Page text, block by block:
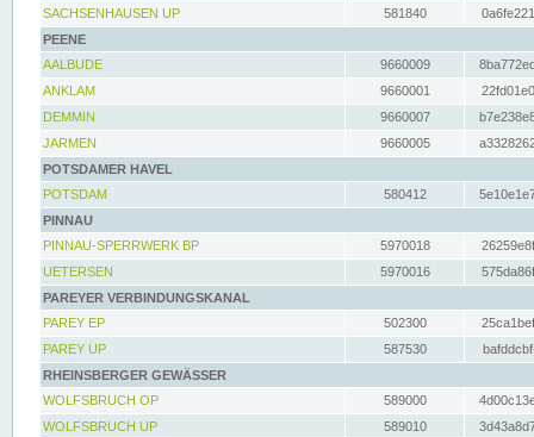
SACHSENHAUSEN UP
581840
PEENE
AALBUDE
9660009
ANKLAM
9660001
DEMMIN
9660007
JARMEN
9660005
POTSDAMER HAVEL
POTSDAM
580412
PINNAU
PINNAU-SPERRWERK BP
5970018
UETERSEN
5970016
PAREYER VERBINDUNGSKANAL
PAREY EP
502300
PAREY UP
587530
RHEINSBERGER GEWÄSSER
WOLFSBRUCH OP
589000
WOLFSBRUCH UP
589010